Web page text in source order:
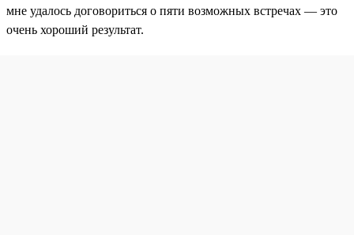
мне удалось договориться о пяти возможных встречах — это
очень хороший результат.